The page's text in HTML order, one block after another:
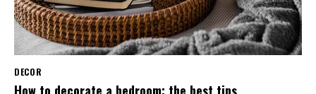
DECOR